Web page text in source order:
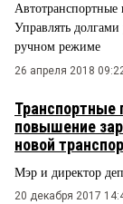
Автотранспортные
Управлять
ручном режиме
26 апреля 2018
Транспортные
повышение
новой
Мэр и директор
20 декабря 2017